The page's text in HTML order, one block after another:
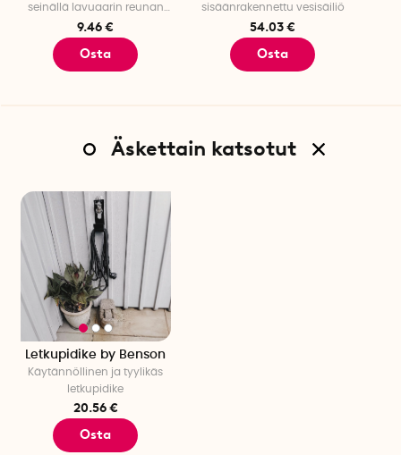
seinällä lavuaarin reunan
sijaan
9.46 €
Osta
sisäänrakennettu vesisäiliö
54.03 €
Osta
Äskettain katsotut
Letkupidike by Benson
Käytännöllinen ja tyylikäs
letkupidike
20.56 €
Osta